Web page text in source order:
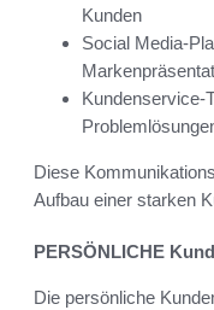
Kunden
Social Media-
Kundenservice-
Diese
Aufbau einer starken
PERSÖNLICHE
Die persönliche